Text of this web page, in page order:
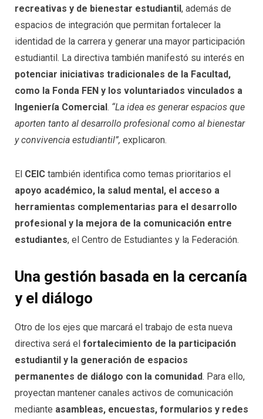
recreativas y de bienestar estudiantil, además de
espacios de integración que permitan fortalecer la
identidad de la carrera y generar una mayor participación
estudiantil. La directiva también manifestó su interés en
potenciar iniciativas tradicionales de la Facultad,
como la Fonda FEN y los voluntariados vinculados a
Ingeniería Comercial. “La idea es generar espacios que
aporten tanto al desarrollo profesional como al bienestar
y convivencia estudiantil”, explicaron.
El CEIC también identifica como temas prioritarios el
apoyo académico, la salud mental, el acceso a
herramientas complementarias para el desarrollo
profesional y la mejora de la comunicación entre
estudiantes, el Centro de Estudiantes y la Federación.
Una gestión basada en la cercanía
y el diálogo
Otro de los ejes que marcará el trabajo de esta nueva
directiva será el fortalecimiento de la participación
estudiantil y la generación de espacios
permanentes de diálogo con la comunidad. Para ello,
proyectan mantener canales activos de comunicación
mediante asambleas, encuestas, formularios y redes